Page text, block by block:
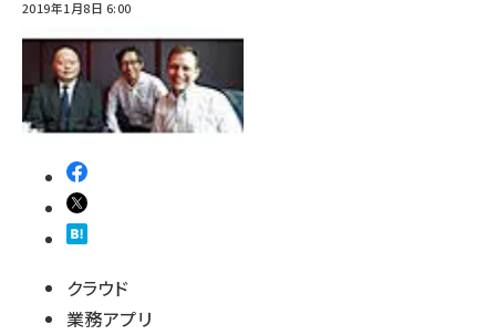
2019年1月8日 6:00
クラウド
業務アプリ